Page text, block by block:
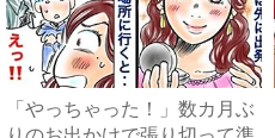
「やっちゃった！」数カ月ぶ